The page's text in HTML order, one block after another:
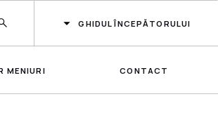
GHIDUL ÎNCEPĂTORULUI
MENIURI CONTACT